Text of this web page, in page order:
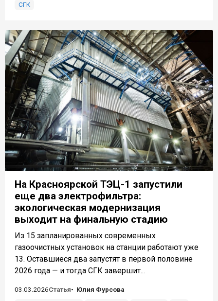
СГК
На Красноярской ТЭЦ-1 запустили
еще два электрофильтра:
экологическая модернизация
выходит на финальную стадию
Из 15 запланированных современных
газоочистных установок на станции работают уже
13. Оставшиеся два запустят в первой половине
2026 года — и тогда СГК завершит...
03.03.2026Статья
Юлия Фурсова